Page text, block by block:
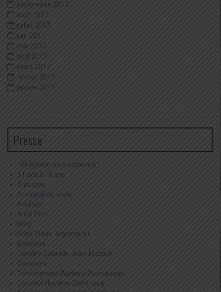
septembre 2017
août 2017
juillet 2017
juin 2017
mai 2017
avril 2017
mars 2017
février 2017
janvier 2017
Presse
"Se Nourrir en conscience"
11 ans à 18 ans
A propos
Actualité du mois
Adultes
Alice Ferri
Blog
Bons Plans Régionaux !
Boutique
Caroline Lalande Jean-Marault
Concours
Conférences/Ateliers/Animations
Conseils Hygièno-Diététique